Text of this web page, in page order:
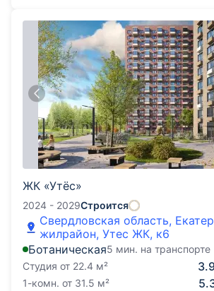
ЖК «Утёс»
2024 - 2029Строится
Свердловская область,
жилрайон, Утес ЖК, к6
Ботаническая5 мин. на транспорте
Студия от 22.4 м²
1-комн. от 31.5 м²